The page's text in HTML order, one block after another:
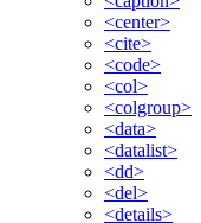
<center>
<cite>
<code>
<col>
<colgroup>
<data>
<datalist>
<dd>
<del>
<details>